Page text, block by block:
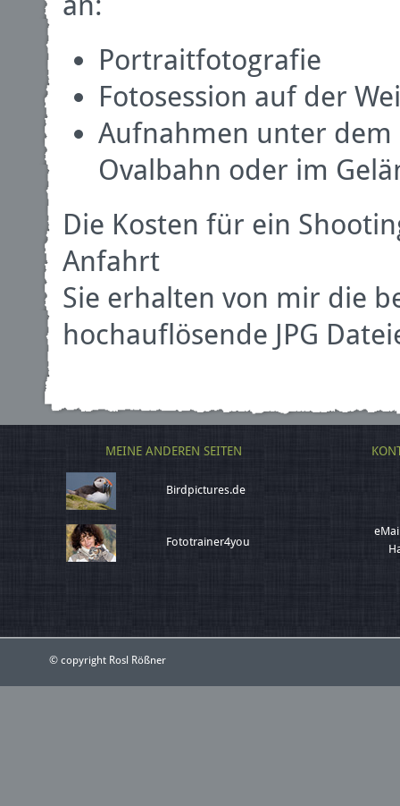
Portraitfotografie
Fotosession auf der
Aufnahmen unter dem
Ovalbahn oder im
Die Kosten für ein
Anfahrt
Sie erhalten von mir die
hochauflösende JPG
MEINE ANDEREN SEITEN
Birdpictures.de
Fototrainer4you
© copyright Rosl Rößner